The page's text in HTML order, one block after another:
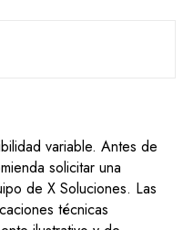
variable. Antes de
solicitar una
de X Soluciones. Las
técnicas